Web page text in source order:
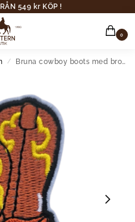
549 kr KÖP !
0
/ Bruna cowboy boots med broderad patch med sporrar